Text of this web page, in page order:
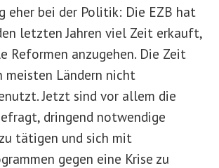
eher bei der Politik: Die EZB hat
letzten Jahren viel Zeit erkauft,
Reformen anzugehen. Die Zeit
meisten Ländern nicht
Jetzt sind vor allem die
dringend notwendige
tätigen und sich mit
gegen eine Krise zu